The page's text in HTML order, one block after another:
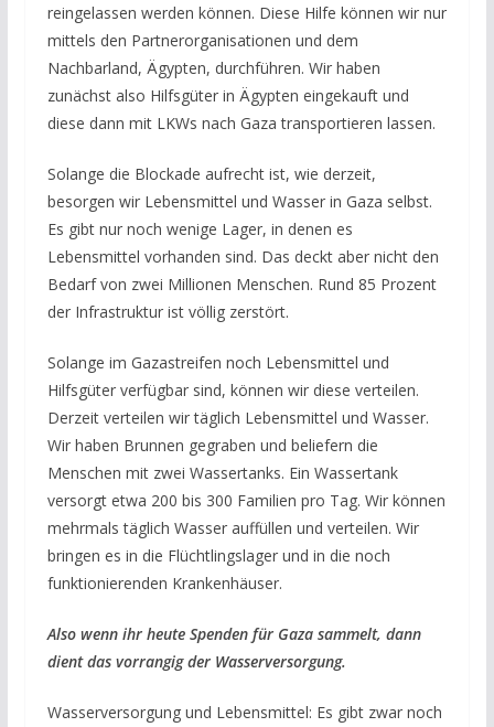
reingelassen werden können. Diese Hilfe können wir nur
mittels den Partnerorganisationen und dem
Nachbarland, Ägypten, durchführen. Wir haben
zunächst also Hilfsgüter in Ägypten eingekauft und
diese dann mit LKWs nach Gaza transportieren lassen.
Solange die Blockade aufrecht ist, wie derzeit,
besorgen wir Lebensmittel und Wasser in Gaza selbst.
Es gibt nur noch wenige Lager, in denen es
Lebensmittel vorhanden sind. Das deckt aber nicht den
Bedarf von zwei Millionen Menschen. Rund 85 Prozent
der Infrastruktur ist völlig zerstört.
Solange im Gazastreifen noch Lebensmittel und
Hilfsgüter verfügbar sind, können wir diese verteilen.
Derzeit verteilen wir täglich Lebensmittel und Wasser.
Wir haben Brunnen gegraben und beliefern die
Menschen mit zwei Wassertanks. Ein Wassertank
versorgt etwa 200 bis 300 Familien pro Tag. Wir können
mehrmals täglich Wasser auffüllen und verteilen. Wir
bringen es in die Flüchtlingslager und in die noch
funktionierenden Krankenhäuser.
Also wenn ihr heute Spenden für Gaza sammelt, dann
dient das vorrangig der Wasserversorgung.
Wasserversorgung und Lebensmittel: Es gibt zwar noch